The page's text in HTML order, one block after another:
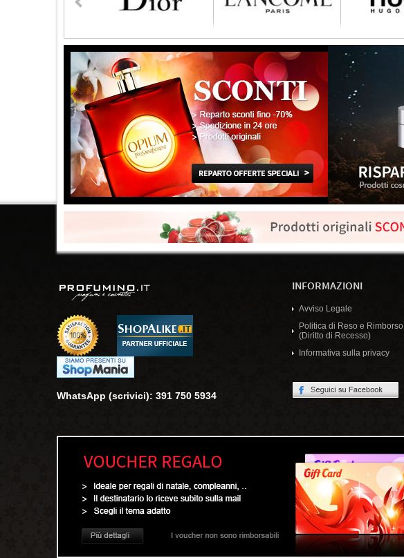
WhatsApp (scrivici): 391 750 5934
INFORMAZIONI
Avviso Legale
Politica di Reso e Rimborso
(Diritto di Recesso)
Informativa sulla privacy